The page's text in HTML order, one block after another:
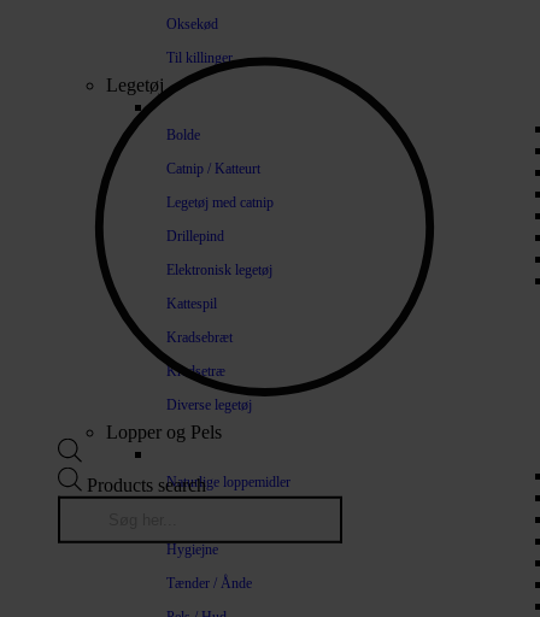
Oksekød
Til killinger
Legetøj
Bolde
Catnip / Katteurt
Legetøj med catnip
Drillepind
Elektronisk legetøj
Kattespil
Kradsebræt
Kradsetræ
Diverse legetøj
Lopper og Pels
Naturlige loppemidler
Hygiejne
Tænder / Ånde
Products search